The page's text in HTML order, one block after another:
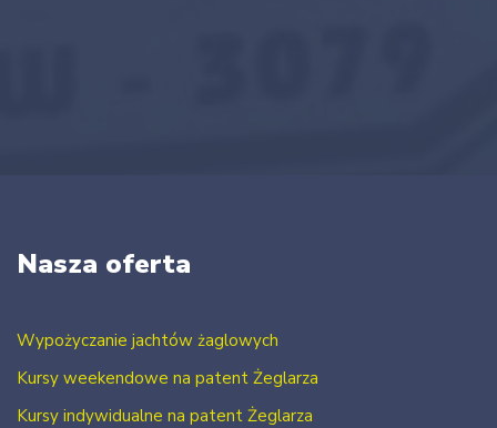
Nasza oferta
Wypożyczanie jachtów żaglowych
Kursy weekendowe na patent Żeglarza
Kursy indywidualne na patent Żeglarza